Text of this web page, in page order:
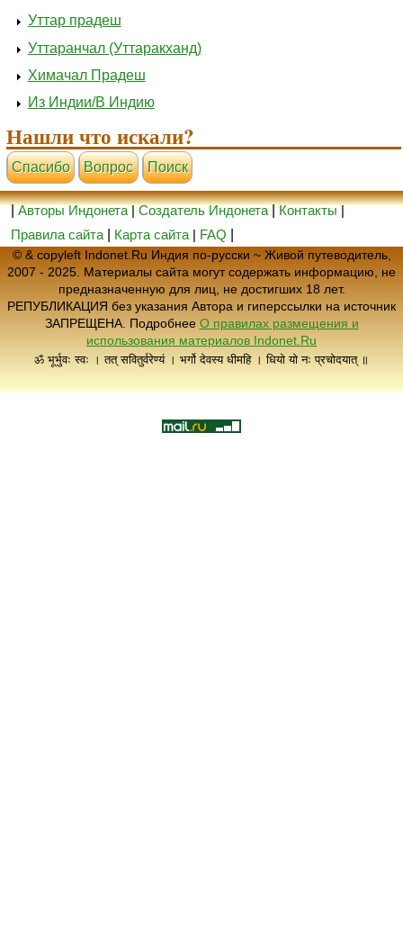
Уттар прадеш
Уттаранчал (Уттаракханд)
Химачал Прадеш
Из Индии/В Индию
Нашли что искали?
Cпасибо Вопрос Поиск
|Авторы Индонета|Создатель Индонета|Контакты|
Правила сайта
Карта сайта | FAQ
© & copyleft Indonet.Ru Индия по-русски ~ Живой путеводитель,
2007 - 2025. Материалы сайта могут содержать информацию, не
предназначенную для лиц, не достигших 18 лет.
РЕПУБЛИКАЦИЯ без указания Автора и гиперссылки на источник
ЗАПРЕЩЕНА. Подробнее О правилах размещения и
использования материалов Indonet.Ru
ॐ भूर्भुवः स्वः । तत् सवितुर्वरेण्यं । भर्गो देवस्य धीमहि । धियो यो नः प्रचोदयात् ॥